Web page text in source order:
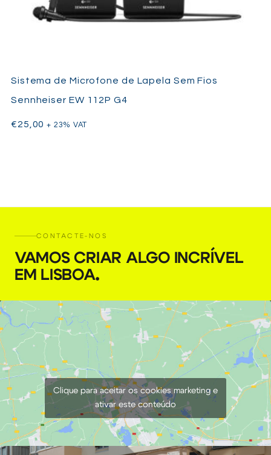
Sistema de Microfone de Lapela Sem Fios
Sennheiser EW 112P G4
€25,00 + 23% VAT
CONTACTE-NOS
VAMOS CRIAR ALGO INCRÍVEL
EM LISBOA.
Clique para aceitar os cookies marketing e
ativar este conteúdo